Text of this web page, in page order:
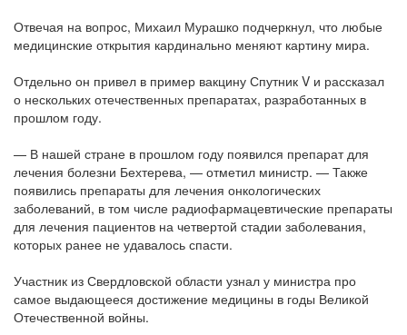
Отвечая на вопрос, Михаил Мурашко подчеркнул, что любые
медицинские открытия кардинально меняют картину мира.
Отдельно он привел в пример вакцину Спутник V и рассказал
о нескольких отечественных препаратах, разработанных в
прошлом году.
— В нашей стране в прошлом году появился препарат для
лечения болезни Бехтерева, — отметил министр. — Также
появились препараты для лечения онкологических
заболеваний, в том числе радиофармацевтические препараты
для лечения пациентов на четвертой стадии заболевания,
которых ранее не удавалось спасти.
Участник из Свердловской области узнал у министра про
самое выдающееся достижение медицины в годы Великой
Отечественной войны.